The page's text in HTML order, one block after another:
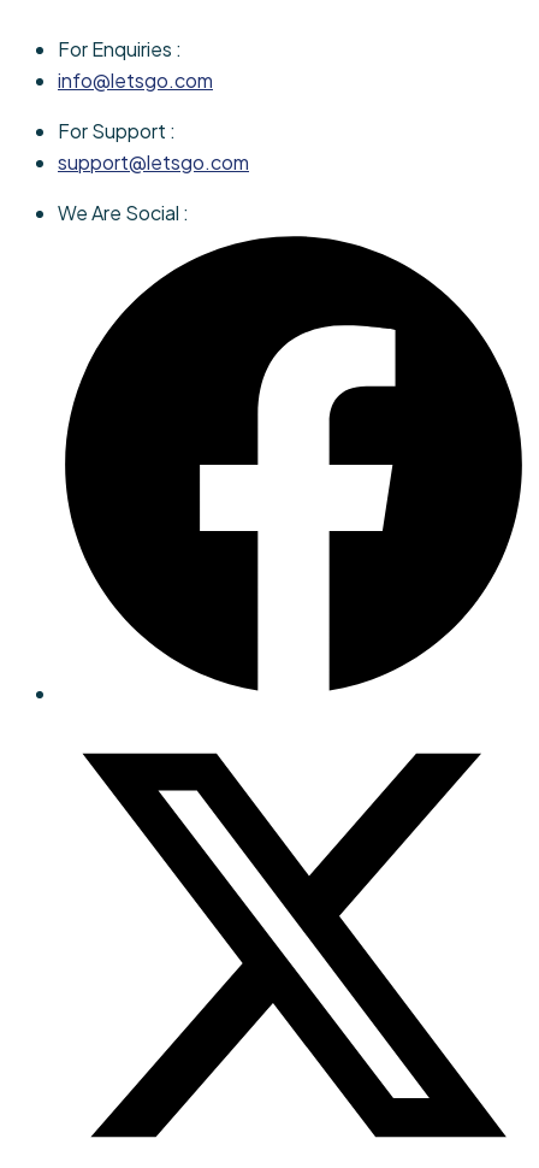
For Enquiries :
info@letsgo.com
For Support :
support@letsgo.com
We Are Social :